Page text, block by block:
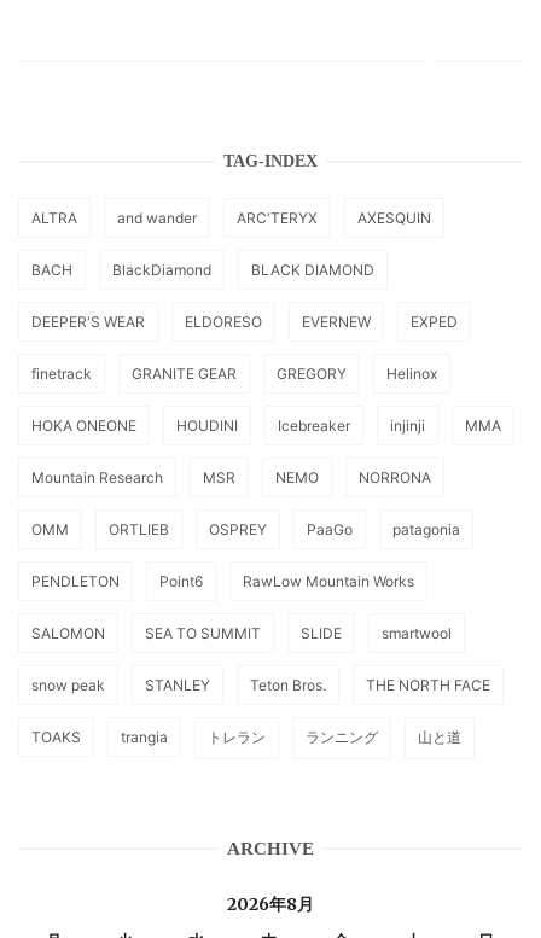
TAG-INDEX
ALTRA and wander ARC'TERYX AXESQUIN
BACH BlackDiamond BLACK DIAMOND
DEEPER'S WEAR ELDORESO EVERNEW EXPED
finetrack GRANITE GEAR GREGORY Helinox
HOKA ONEONE HOUDINI Icebreaker injinji MMA
Mountain Research MSR NEMO NORRONA
OMM ORTLIEB OSPREY PaaGo patagonia
PENDLETON Point6 RawLow Mountain Works
SALOMON SEA TO SUMMIT SLIDE smartwool
snow peak STANLEY Teton Bros. THE NORTH FACE
TOAKS trangia トレラン ランニング 山と道
ARCHIVE
2026年8月